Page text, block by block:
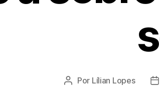
Autor
Por Lílian Lopes